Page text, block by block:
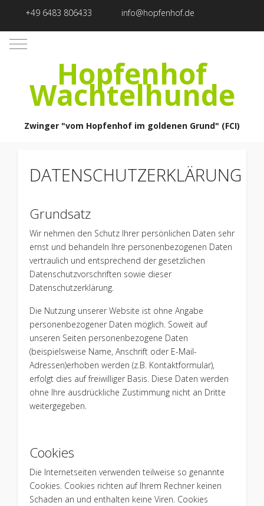
+49 6483 806433 info@hopfenhof.de
Mobile Menu Toggle
Hopfenhof
Wachtelhunde
Zwinger "vom Hopfenhof im goldenen Grund" (FCI)
DATENSCHUTZERKLÄRUNG
Grundsatz
Wir nehmen den Schutz Ihrer persönlichen Daten sehr
ernst und behandeln Ihre personenbezogenen Daten
vertraulich und entsprechend der gesetzlichen
Datenschutzvorschriften sowie dieser
Datenschutzerklärung.
Die Nutzung unserer Website ist ohne Angabe
personenbezogener Daten möglich. Soweit auf
unseren Seiten personenbezogene Daten
(beispielsweise Name, Anschrift oder E-Mail-
Adressen)erhoben werden (z.B. Kontaktformular),
erfolgt dies auf freiwilliger Basis. Diese Daten werden
ohne Ihre ausdrückliche Zustimmung nicht an Dritte
weitergegeben.
Cookies
Die Internetseiten verwenden teilweise so genannte
Cookies. Cookies richten auf Ihrem Rechner keinen
Schaden an und enthalten keine Viren. Cookies